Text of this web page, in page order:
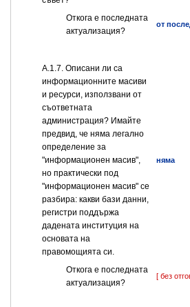
Откога е последната
актуализация?
от
А.1.7. Описани ли са
информационните масиви
и ресурси, използвани от
съответната
администрация? Имайте
предвид, че няма легално
определение за
"информационен масив",
но практически под
"информационен масив" се
разбира: какви бази данни,
регистри поддържа
дадената институция на
основата на
правомощията си.
няма
Откога е последната
актуализация?
[ без